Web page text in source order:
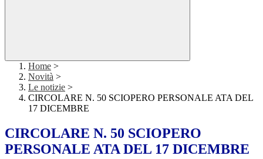
Home >
Novità >
Le notizie >
CIRCOLARE N. 50 SCIOPERO PERSONALE ATA DEL
17 DICEMBRE
CIRCOLARE N. 50 SCIOPERO
PERSONALE ATA DEL 17 DICEMBRE